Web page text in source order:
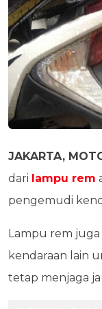
JAKARTA,
dari lampu rem
pengemudi
Lampu rem juga
kendaraan lain
tetap menjaga